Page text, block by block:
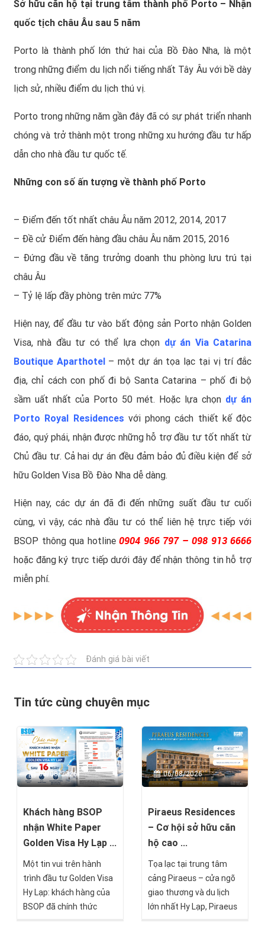
Sở hữu căn hộ tại trung tâm thành phố Porto – Nhận
quốc tịch châu Âu sau 5 năm
Porto là thành phố lớn thứ hai của Bồ Đào Nha, là một
trong những điểm du lịch nổi tiếng nhất Tây Âu với bề dày
lịch sử, nhiều điểm du lịch thú vị.
Porto trong những năm gần đây đã có sự phát triển nhanh
chóng và trở thành một trong những xu hướng đầu tư hấp
dẫn cho nhà đầu tư quốc tế.
Những con số ấn tượng về thành phố Porto
– Điểm đến tốt nhất châu Âu năm 2012, 2014, 2017
– Đề cử Điểm đến hàng đầu châu Âu năm 2015, 2016
– Đứng đầu về tăng trưởng doanh thu phòng lưu trú tại
châu Âu
– Tỷ lệ lấp đầy phòng trên mức 77%
Hiện nay, để đầu tư vào bất động sản Porto nhận Golden
Visa, nhà đầu tư có thể lựa chọn dự án Via Catarina
Boutique Aparthotel– một dự án tọa lạc tại vị trí đắc
địa, chỉ cách con phố đi bộ Santa Catarina – phố đi bộ
sầm uất nhất của Porto 50 mét. Hoặc lựa chọn dự án
Porto Royal Residences với phong cách thiết kế độc
đáo, quý phái, nhận được những hỗ trợ đầu tư tốt nhất từ
Chủ đầu tư. Cả hai dự án đều đảm bảo đủ điều kiện để sở
hữu Golden Visa Bồ Đào Nha dễ dàng.
Hiện nay, các dự án đã đi đến những suất đầu tư cuối
cùng, vì vậy, các nhà đầu tư có thể liên hệ trực tiếp với
BSOP thông qua hotline 0904 966 797 – 098 913 6666
hoặc đăng ký trực tiếp dưới đây để nhận thông tin hỗ trợ
miễn phí.
Đánh giá bài viết
Tin tức cùng chuyên mục
08/08/2026
Khách hàng BSOP
nhận White Paper
Golden Visa Hy Lạp ...
Một tin vui trên hành
trình đầu tư Golden Visa
Hy Lạp: khách hàng của
BSOP đã chính thức
06/08/2026
Piraeus Residences
– Cơ hội sở hữu căn
hộ cao ...
Tọa lạc tại trung tâm
cảng Piraeus – cửa ngõ
giao thương và du lịch
lớn nhất Hy Lạp, Piraeus